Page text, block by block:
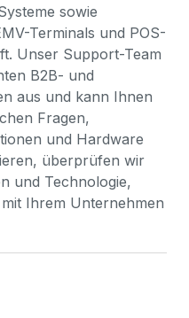
sowie
Terminals und POS-
Unser Support-Team
B2B- und
aus und kann Ihnen
Fragen,
und Hardware
überprüfen wir
und Technologie,
Ihrem Unternehmen